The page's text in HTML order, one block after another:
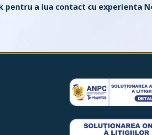
pentru a lua contact cu experienta